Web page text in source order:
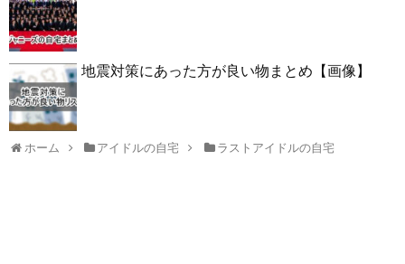
地震対策にあった方が良い物まとめ【画像】
ホーム アイドルの自宅 ラストアイドルの自宅